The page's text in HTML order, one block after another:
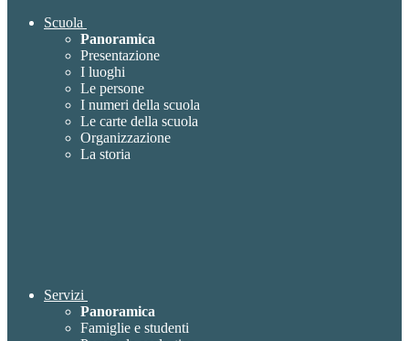
Scuola
Panoramica
Presentazione
I luoghi
Le persone
I numeri della scuola
Le carte della scuola
Organizzazione
La storia
Servizi
Panoramica
Famiglie e studenti